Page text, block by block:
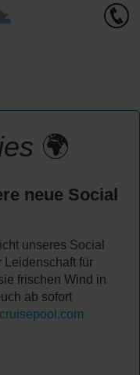
🌍
neue Social
unseres Social
Leidenschaft für
frischen Wind in
ab sofort
cruisepool.com